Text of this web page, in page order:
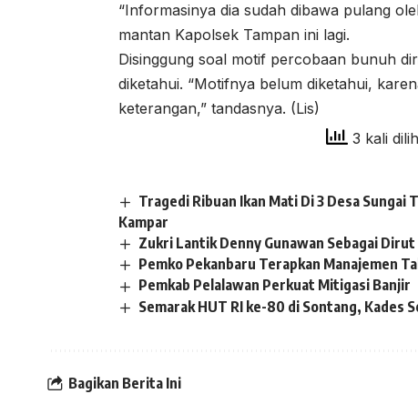
“Informasinya dia sudah dibawa pulang
mantan Kapolsek Tampan ini lagi.
Disinggung soal motif percobaan bunuh
diketahui. “Motifnya belum diketahui,
keterangan,” tandasnya. (Lis)
3 kali
Tragedi Ribuan Ikan Mati Di 3 Desa
Kampar
Zukri Lantik Denny Gunawan Sebagai
Pemko Pekanbaru Terapkan Manajemen
Pemkab Pelalawan Perkuat Mitigasi Banjir
Semarak HUT RI ke-80 di Sontang, Kades
Bagikan Berita Ini